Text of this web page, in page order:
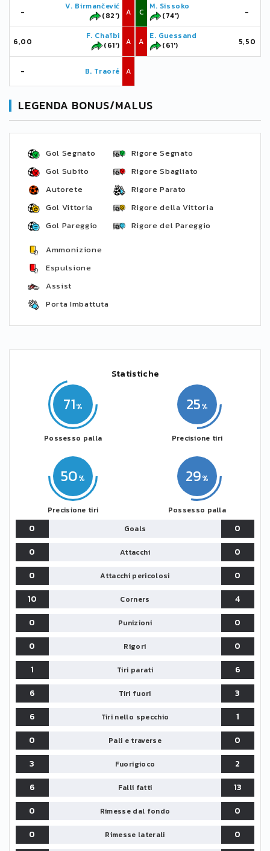
-
V. Birmančević
(82')
A
6,00
F. Chaïbi
(61')
A
- B. Traoré A
C
M. Sissoko
(74')
-
A
E. Guessand
(61')
5,50
LEGENDA BONUS/MALUS
Gol Segnato
Gol Subito
Autorete
Gol Vittoria
Gol Pareggio
Rigore Segnato
Rigore Sbagliato
Rigore Parato
Rigore della Vittoria
Rigore del Pareggio
Ammonizione
Espulsione
Assist
Porta Imbattuta
Statistiche
71
Possesso palla
50
Precisione tiri
29
Possesso palla
25
Precisione tiri
0 Goals
0
0
Attacchi
0
0
Attacchi pericolosi
0
10
Corners
4
0
Punizioni
0
0
Rigori
0
1
Tiri parati
6
6
Tiri fuori
3
6
Tiri nello specchio
1
0
Pali e traverse
0
3
Fuorigioco
2
6
Falli fatti
13
0
Rimesse dal fondo
0
0
Rimesse laterali
0